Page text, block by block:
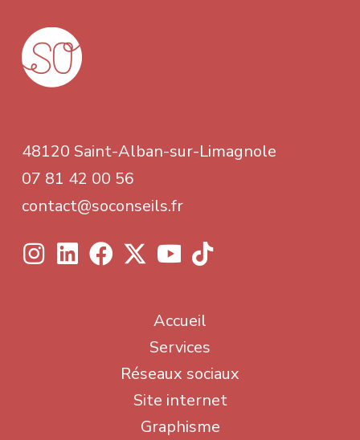
48120 Saint-Alban-sur-Limagnole
07 81 42 00 56
contact@soconseils.fr
Accueil
Services
Réseaux sociaux
Site internet
Graphisme